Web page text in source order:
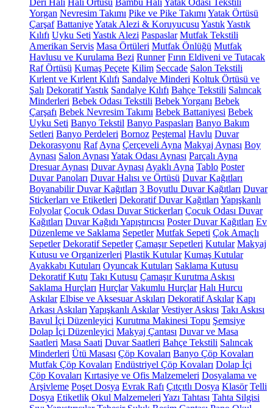
Deri Halı Halı Örtüsü Bambu Halı Yatak Odası Tekstili
Yorgan Nevresim Takımı Pike ve Pike Takımı Yatak Örtüsü
Çarşaf BattaniyeYatak Alezi & Koruyucusu YastıkYastık
Kılıfı Uyku Seti Yastık Alezi Paspaslar Mutfak Tekstili
Amerikan Servis Masa Örtüleri Mutfak Önlüğü Mutfak
Havlusu ve Kurulama Bezi Runner Fırın Eldiveni ve Tutacak
Raf Örtüsü Kumaş Peçete Kilim Seccade Salon Tekstili
Kırlent ve Kırlent Kılıfı Sandalye Minderi Koltuk Örtüsü ve
Şalı Dekoratif Yastık Sandalye Kılıfı Bahçe Tekstili Salıncak
Minderleri Bebek Odası Tekstili Bebek Yorganı Bebek
Çarşafı Bebek Nevresim Takımı Bebek Battaniyesi Bebek
Uyku Seti Banyo Tekstil Banyo Paspasları Banyo Bakım
Setleri Banyo Perdeleri Bornoz Peştemal Havlu Duvar
Dekorasyonu Raf Ayna Çerçeveli Ayna Makyaj Aynası Boy
Aynası Salon Aynası Yatak Odası Aynası Parçalı Ayna
Dresuar Aynası Duvar Aynası Ayaklı Ayna Tablo Poster
Duvar Panoları Duvar Halısı ve Örtüsü Duvar Kağıtları
Boyanabilir Duvar Kağıtları 3 Boyutlu Duvar Kağıtları Duvar
Stickerları ve Etiketleri Dekoratif Duvar Kağıtları Yapışkanlı
Folyolar Çocuk Odası Duvar Stickerları Çocuk Odası Duvar
Kağıtları Duvar Kağıdı Yapıştırıcısı Poster Duvar Kağıtları Ev
Düzenleme ve Saklama Sepetler Mutfak Sepeti Çok Amaçlı
Sepetler Dekoratif Sepetler Çamaşır Sepetleri Kutular Makyaj
Kutusu ve Organizerleri Plastik Kutular Kumaş Kutular
Ayakkabı Kutuları Oyuncak Kutuları Saklama Kutusu
Dekoratif Kutu Takı Kutusu Çamaşır Kurutma Askısı
Saklama Hurçları Hurçlar Vakumlu Hurçlar Halı Hurcu
Askılar Elbise ve Aksesuar Askıları Dekoratif Askılar Kapı
Arkası Askıları Yapışkanlı Askılar Vestiyer Askısı Takı Askısı
Bavul İçi Düzenleyici Kurutma Makinesi Topu Şemsiye
Dolap İçi Düzenleyici Makyaj Çantası Duvar ve Masa
Saatleri Masa Saati Duvar Saatleri Bahçe Tekstili Salıncak
Minderleri Ütü Masası Çöp Kovaları Banyo Çöp Kovaları
Mutfak Çöp Kovaları Endüstriyel Çöp Kovaları Dolap İçi
Çöp Kovaları Kırtasiye ve Ofis Malzemeleri Dosyalama ve
Arşivleme Poşet Dosya Evrak Rafı Çıtçıtlı Dosya Klasör Telli
Dosya Etiketlik Okul Malzemeleri Yazı Tahtası Tahta Silgisi